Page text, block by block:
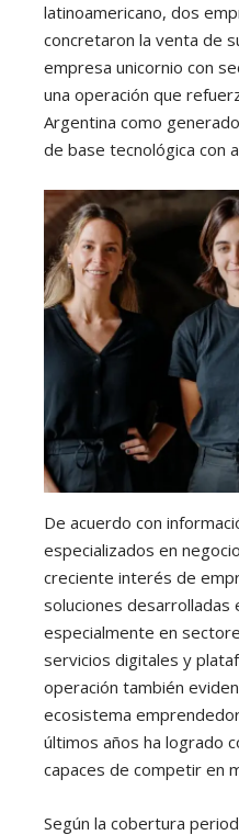
latinoamericano, dos
concretaron la venta de
empresa unicornio con
una operación que
Argentina como
de base tecnológica con
De acuerdo con
especializados en
creciente interés de
soluciones desarrolladas
especialmente en
servicios digitales y
operación también
ecosistema
últimos años ha logrado
capaces de competir en
Según la cobertura